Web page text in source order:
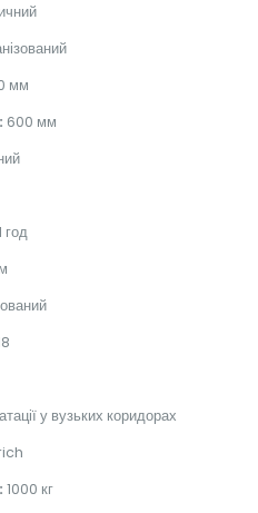
мм
600 мм
год
у вузьких коридорах
1000 кг